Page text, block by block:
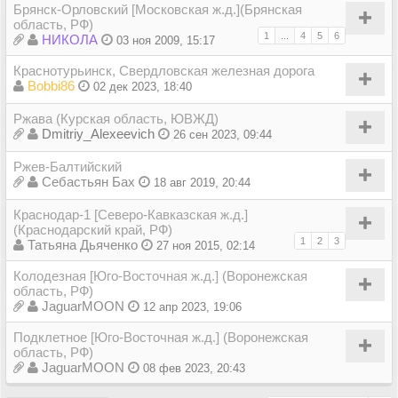
Брянск-Орловский [Московская ж.д.](Брянская
область, РФ)
1 4 5 6
НИКОЛА 03 ноя 2009, 15:17
Краснотурьинск, Свердловская железная дорога
Bobbi86
02 дек 2023, 18:40
Ржава (Курская область, ЮВЖД)
Dmitriy_Alexeevich
26 сен 2023, 09:44
Ржев-Балтийский
Себастьян Бах
18 авг 2019, 20:44
Краснодар-1 [Северо-Кавказская ж.д.]
(Краснодарский край, РФ)
1 2 3
Татьяна Дьяченко 27 ноя 2015, 02:14
Колодезная [Юго-Восточная ж.д.] (Воронежская
область, РФ)
JaguarMOON
12 апр 2023, 19:06
Подклетное [Юго-Восточная ж.д.] (Воронежская
область, РФ)
JaguarMOON
08 фев 2023, 20:43